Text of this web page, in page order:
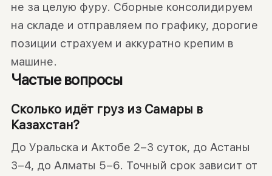
не за целую фуру. Сборные консолидируем
на складе и отправляем по графику, дорогие
позиции страхуем и аккуратно крепим в
машине.
Частые вопросы
Сколько идёт груз из Самары в
Казахстан?
До Уральска и Актобе 2–3 суток, до Астаны
3–4, до Алматы 5–6. Точный срок зависит от